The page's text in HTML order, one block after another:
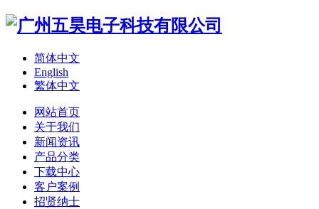
简体中文
English
繁体中文
网站首页
关于我们
新闻资讯
产品分类
下载中心
客户案例
招贤纳士